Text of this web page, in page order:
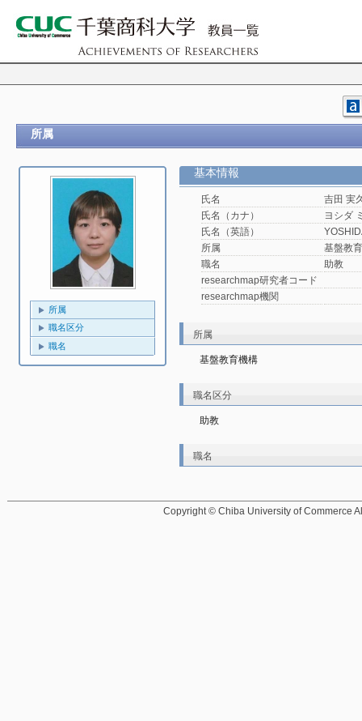
所属
所属
職名区分
職名
基本情報
氏名
吉田 実
氏名（カナ）
ヨシダ
氏名（英語）
所属
基盤教
職名
助教
researchmap研究者コード
researchmap機関
所属
基盤教育機構
職名区分
助教
職名